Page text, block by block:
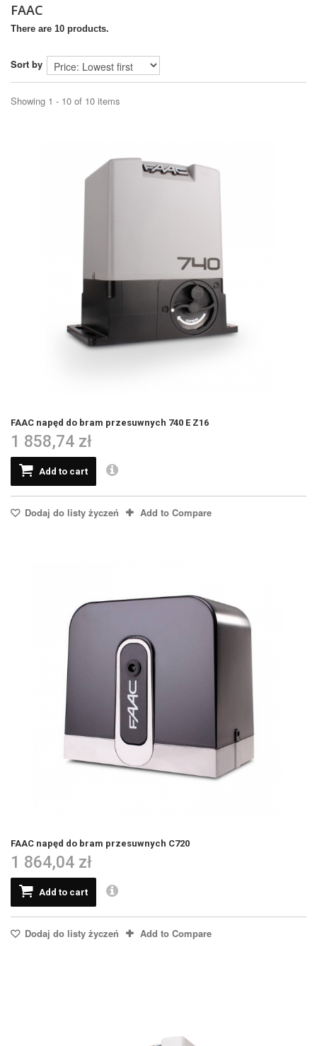
FAAC
There are 10 products.
Sort by
Showing 1 - 10 of 10 items
FAAC napęd do bram przesuwnych 740 E Z16
1 858,74 zł
Add to cart
Dodaj do listy życzeń Add to Compare
FAAC napęd do bram przesuwnych C720
1 864,04 zł
Add to cart
Dodaj do listy życzeń Add to Compare